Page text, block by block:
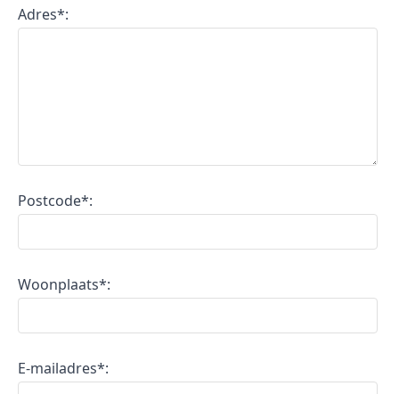
Adres*:
Postcode*:
Woonplaats*:
E-mailadres*: